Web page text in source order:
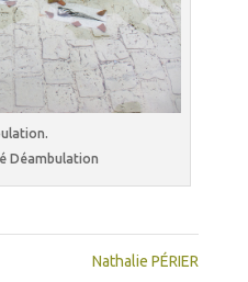
Déambulation
Nathalie PÉRIER